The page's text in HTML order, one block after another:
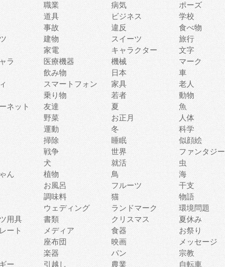
職業 病気
ポーズ
道具 ビジネス
学校
事故 違反
食べ物
建物 スイーツ
旅行
家電 キャラクター
文字
ラ 医療機器 機械
マーク
飲み物 日本
車
スマートフォン 家具
老人
乗り物 若者
動物
ネット 友達 夏
魚
野菜 お正月
人体
運動 冬
科学
掃除 睡眠
似顔絵
戦争 世界
ファンタジー
犬 就活
虫
ん 植物 鳥
海
お風呂 フルーツ
干支
調味料 猫
物語
ウェディング ランドマーク
環境問題
用具 書類 クリスマス
夏休み
ート メディア 食器
お祭り
座布団 映画
メッセージ
楽器 パン
宗教
ー 引越し 農業 自転車